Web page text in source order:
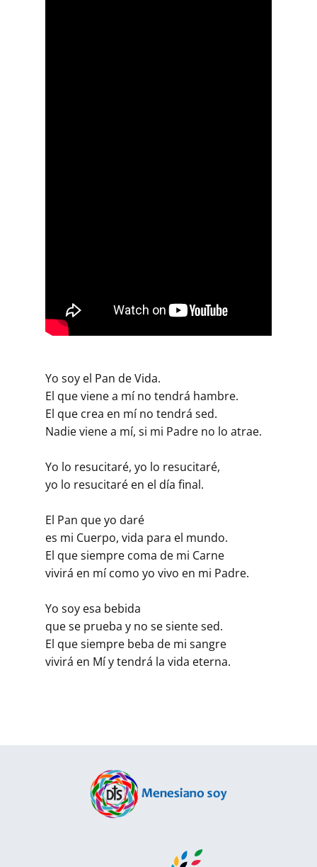
Yo soy el Pan de Vida.
El que viene a mí no tendrá hambre.
El que crea en mí no tendrá sed.
Nadie viene a mí, si mi Padre no lo atrae.
Yo lo resucitaré, yo lo resucitaré,
yo lo resucitaré en el día final.
El Pan que yo daré
es mi Cuerpo, vida para el mundo.
El que siempre coma de mi Carne
vivirá en mí como yo vivo en mi Padre.
Yo soy esa bebida
que se prueba y no se siente sed.
El que siempre beba de mi sangre
vivirá en Mí y tendrá la vida eterna.